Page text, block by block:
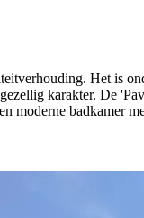
Het is
karakter. De
badkamer